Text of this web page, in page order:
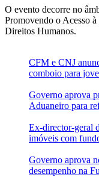
O evento decorre no
Promovendo o Acesso
Direitos Humanos.
CFM e CNJ
comboio para
Governo aprova
Aduaneiro para
Ex-director-geral
imóveis com
Governo aprova
desempenho na